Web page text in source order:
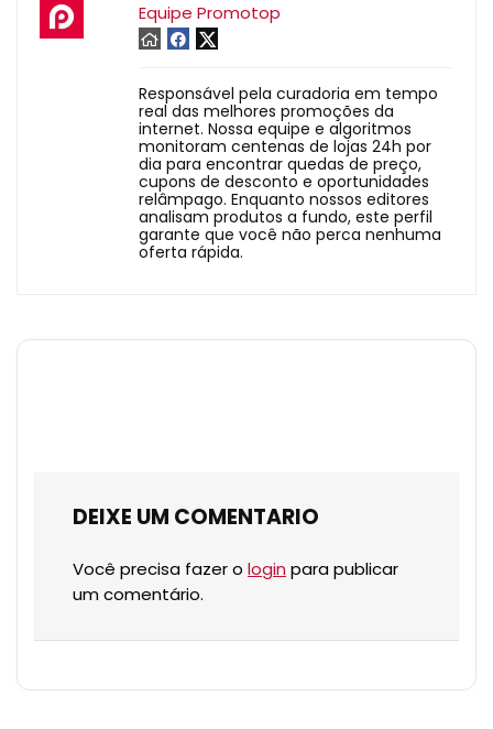
Equipe Promotop
Responsável pela curadoria em tempo
real das melhores promoções da
internet. Nossa equipe e algoritmos
monitoram centenas de lojas 24h por
dia para encontrar quedas de preço,
cupons de desconto e oportunidades
relâmpago. Enquanto nossos editores
analisam produtos a fundo, este perfil
garante que você não perca nenhuma
oferta rápida.
DEIXE UM COMENTARIO
Você precisa fazer o login para publicar
um comentário.